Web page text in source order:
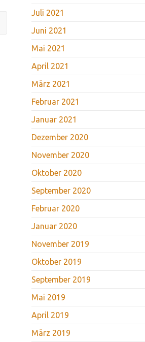
Juli 2021
Juni 2021
Mai 2021
April 2021
März 2021
Februar 2021
Januar 2021
Dezember 2020
November 2020
Oktober 2020
September 2020
Februar 2020
Januar 2020
November 2019
Oktober 2019
September 2019
Mai 2019
April 2019
März 2019